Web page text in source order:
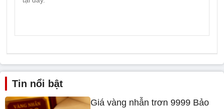
Tin nổi bật
Giá vàng nhẫn trơn 9999 Bảo